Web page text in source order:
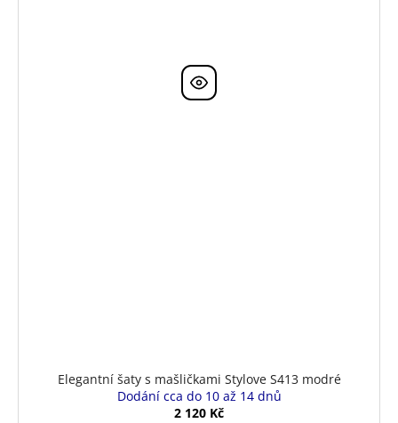
Elegantní šaty s mašličkami Stylove S413 modré
Dodání cca do 10 až 14 dnů
2 120 Kč